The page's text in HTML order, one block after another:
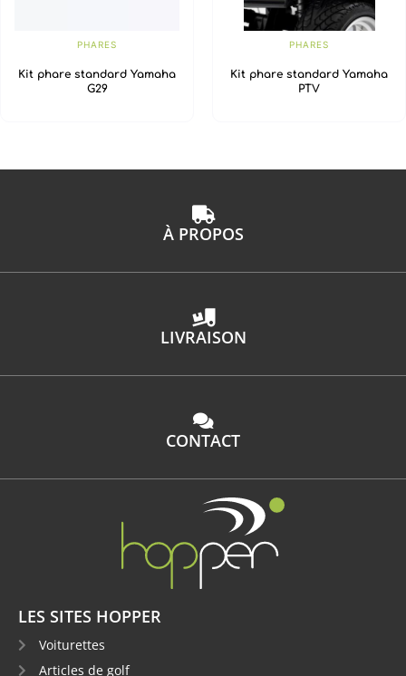
PHARES
Kit phare standard Yamaha
G29
PHARES
Kit phare standard Yamaha
PTV
À PROPOS
LIVRAISON
CONTACT
LES SITES HOPPER
Voiturettes
Articles de golf